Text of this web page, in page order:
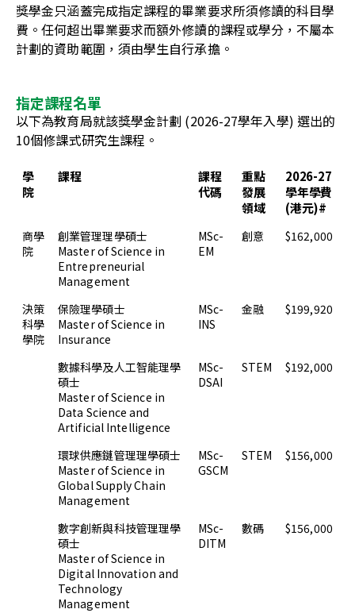
獎學金只涵蓋完成指定課程的畢業要求所須修讀的科目學
費 。任何超出畢業要求而額外修讀的課程或學分，不屬本
計劃的資助範圍，須由學生自行承擔。
指定課程名單
以下為教育局就該獎學金計劃 (2026-27學年入學) 選出的
10個修課式研究生課程 。
學
院
課程
課程
代碼
重點
發展
領域
2026-27
學年學費
(港元)#
商學
院
創業管理理學碩士
Master of Science in
Entrepreneurial
Management
MSc-
EM
創意 $162,000
決策
科學
學院
保險理學碩士
Master of Science in
Insurance
MSc-
INS
金融 $199,920
數據科學及人工智能理學
碩士
Master of Science in
Data Science and
Artificial Intelligence
MSc-
DSAI
STEM $192,000
環球供應鏈管理理學碩士
Master of Science in
Global Supply Chain
Management
MSc-
GSCM
STEM $156,000
數字創新與科技管理理學
碩士
Master of Science in
Digital Innovation and
Technology
Management
MSc-
DITM
數碼 $156,000